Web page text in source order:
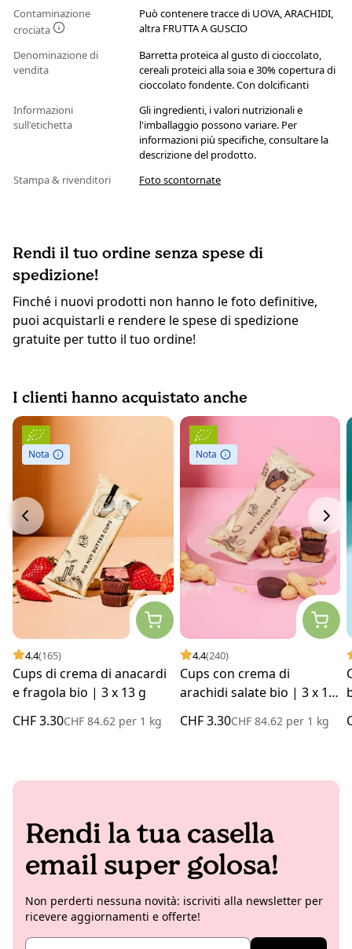
Contaminazione
crociata
Può contenere tracce di UOVA, ARACHIDI,
altra FRUTTA A GUSCIO
Denominazione di
vendita
Barretta proteica al gusto di cioccolato,
cereali proteici alla soia e 30% copertura di
cioccolato fondente. Con dolcificanti
Informazioni
sull'etichetta
Gli ingredienti, i valori nutrizionali e
l'imballaggio possono variare. Per
informazioni più specifiche, consultare la
descrizione del prodotto.
Stampa & rivenditori
Foto scontornate
Rendi il tuo ordine senza spese di
spedizione!
Finché i nuovi prodotti non hanno le foto definitive,
puoi acquistarli e rendere le spese di spedizione
gratuite per tutto il tuo ordine!
I clienti hanno acquistato anche
Nota
4.4(165)
Cups di crema di anacardi
e fragola bio | 3 x 13 g
CHF 3.30CHF 84.62 per 1 kg
Nota
4.4(240)
Cups con crema di
arachidi salate bio | 3 x 13
CHF 3.30CHF 84.62 per1 kg
Rendi la tua casella
email super golosa!
Non perderti nessuna novità: iscriviti alla newsletter per
ricevere aggiornamenti e offerte!